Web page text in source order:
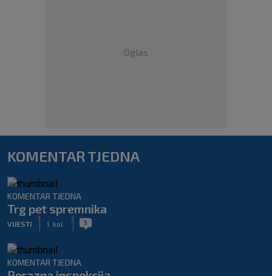
Oglas
KOMENTAR TJEDNA
KOMENTAR TJEDNA
Trg pet spremnika
VIJESTI 1. kol. 5
KOMENTAR TJEDNA